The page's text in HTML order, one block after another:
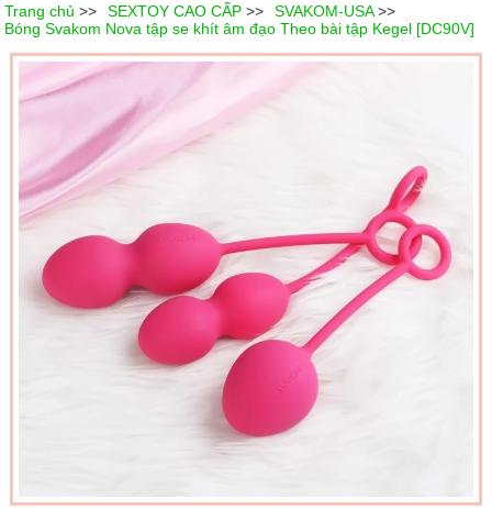
Trang chủ >> SEXTOY CAO CẤP >> SVAKOM-USA>>
Bóng Svakom Nova tập se khít âm đạo Theo bài tập Kegel [DC90V]